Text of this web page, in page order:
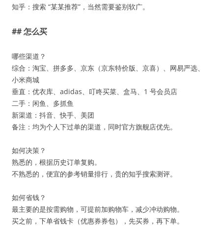
知乎：搜索 “某某推荐”，当然需要鉴别软广。
## 怎么买
哪些渠道？
综合：淘宝、拼多多、京东（京东特价版、京喜）、网易严选、
小米商城
垂直：优衣库、adidas、叮咚买菜、盒马、1 号会员店
二手：闲鱼、多抓鱼
新渠道：抖音、快手、美团
备注：均为个人下过单的渠道，同时官方旗舰店优先。
如何决策？
熟悉的，根据历史订单复购。
不熟悉的，便宜的参考销量排行，贵的知乎搜索测评。
如何省钱？
最主要的是按需购物，可提前加购物车，减少冲动购物。
买之前，下单省钱卡（优惠券券包），先买券，再下单。